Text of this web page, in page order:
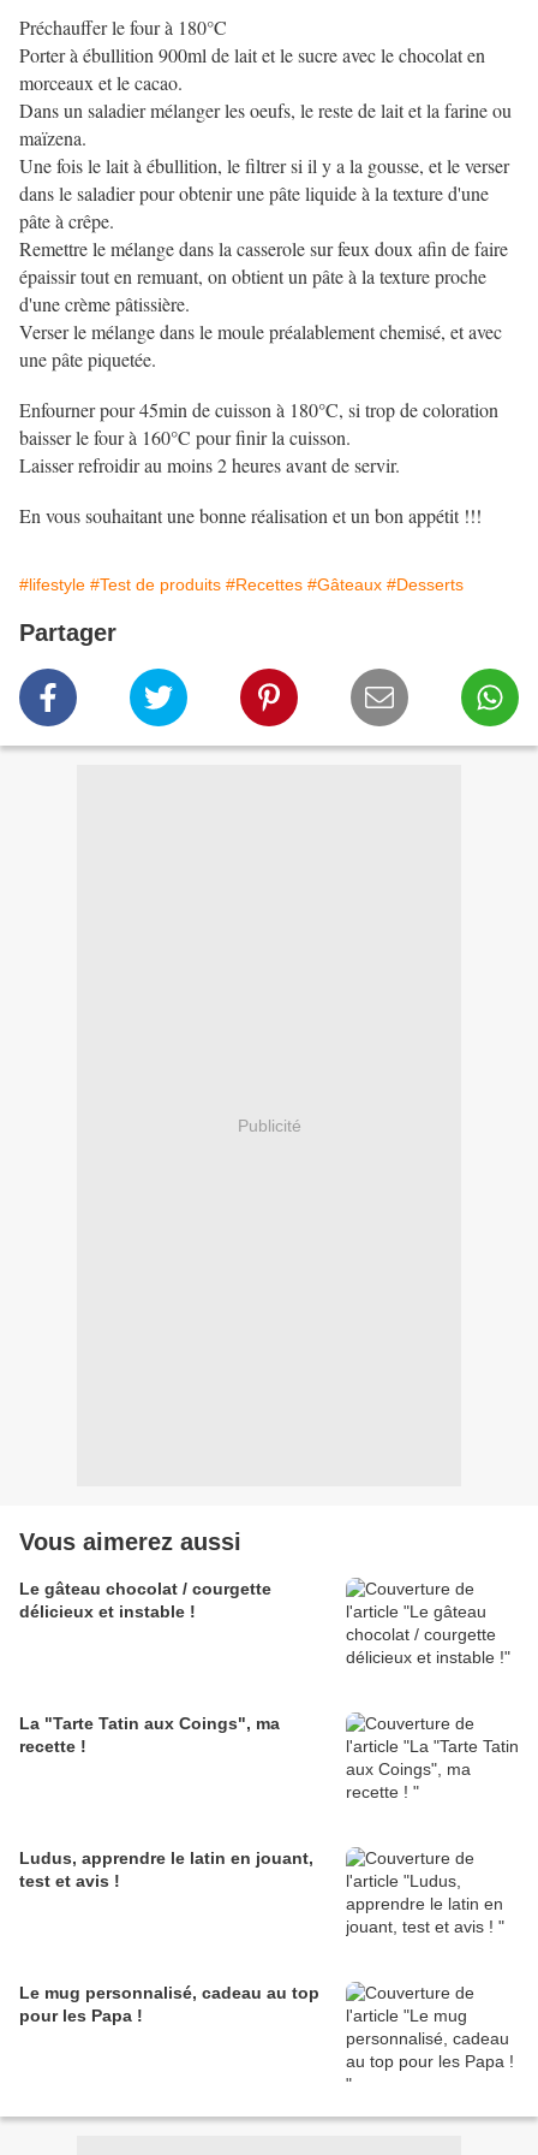
Préchauffer le four à 180°C
Porter à ébullition 900ml de lait et le sucre avec le chocolat en
morceaux et le cacao.
Dans un saladier mélanger les oeufs, le reste de lait et la farine ou
maïzena.
Une fois le lait à ébullition, le filtrer si il y a la gousse, et le verser
dans le saladier pour obtenir une pâte liquide à la texture d'une
pâte à crêpe.
Remettre le mélange dans la casserole sur feux doux afin de faire
épaissir tout en remuant, on obtient un pâte à la texture proche
d'une crème pâtissière.
Verser le mélange dans le moule préalablement chemisé, et avec
une pâte piquetée.
Enfourner pour 45min de cuisson à 180°C, si trop de coloration
baisser le four à 160°C pour finir la cuisson.
Laisser refroidir au moins 2 heures avant de servir.
En vous souhaitant une bonne réalisation et un bon appétit !!!
#lifestyle #Test de produits #Recettes #Gâteaux #Desserts
Partager
Publicité
Vous aimerez aussi
Le gâteau chocolat / courgette
délicieux et instable !
La "Tarte Tatin aux Coings", ma
recette !
Ludus, apprendre le latin en jouant,
test et avis !
Le mug personnalisé, cadeau au top
pour les Papa !